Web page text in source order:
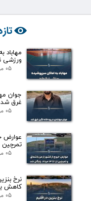
مهاباد
ورزشی
۰۵ مرداد ۰۵
جوان
غرق شد
۰۵ مرداد ۰۵
عوارض
تمرچین
۰۵ مرداد ۰۵
نرخ
کاهش
۰۵ مرداد ۰۵